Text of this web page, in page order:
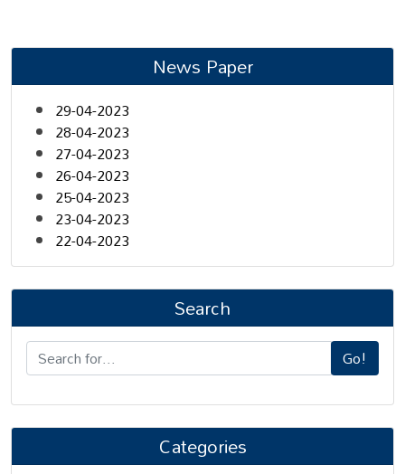
News Paper
29-04-2023
28-04-2023
27-04-2023
26-04-2023
25-04-2023
23-04-2023
22-04-2023
Search
Go!
Categories